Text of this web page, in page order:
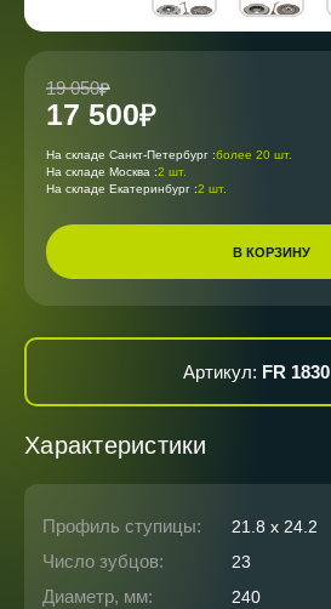
19 050
17 500
На складе Санкт-Петербург :более 20 шт.
На складе Москва :2 шт.
На складе Екатеринбург :2 шт.
В КОРЗИНУ
Артикул: FR 1830
Характеристики
Профиль ступицы: 21.8 x 24.2
Число зубцов: 23
Диаметр, мм: 240